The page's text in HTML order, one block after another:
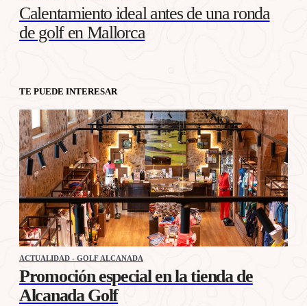
Calentamiento ideal antes de una ronda
de golf en Mallorca
TE PUEDE INTERESAR
ACTUALIDAD - GOLF ALCANADA
Promoción especial en la tienda de
Alcanada Golf